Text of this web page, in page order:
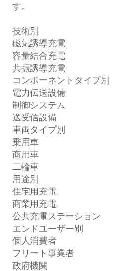
す。
技術別
磁気誘導充電
容量結合充電
共振誘導充電
コンポーネントタイプ別
電力伝送設備
制御システム
送受信設備
車両タイプ別
乗用車
商用車
二輪車
用途別
住宅用充電
商業用充電
公共充電ステーション
エンドユーザー別
個人消費者
フリート事業者
政府機関